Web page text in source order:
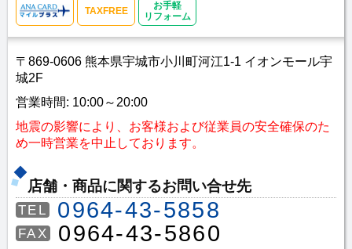
TAXFREE
お手軽
リフォーム
〒869-0606 熊本県宇城市小川町河江1-1 イオンモール宇
城2F
営業時間: 10:00～20:00
地震の影響により、お客様および従業員の安全確保のた
め一時営業を中止しております。
店舗・商品に関するお問い合せ先
TEL 0964-43-5858
FAX 0964-43-5860